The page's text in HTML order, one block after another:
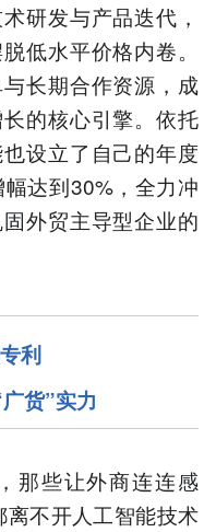
研发与产品迭代，
低水平价格内卷。
长期合作资源，成
的核心引擎。依托
设立了自己的年度
达到30%，全力冲
外贸主导型企业的
利
货”实力
那些让外商连连感
离不开人工智能技术